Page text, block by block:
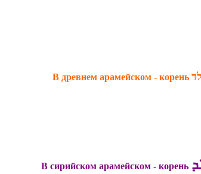
В древнем арамейском - корень
В сирийском арамейском - корень